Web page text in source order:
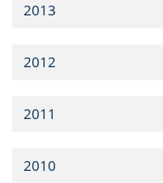
2013
2012
2011
2010